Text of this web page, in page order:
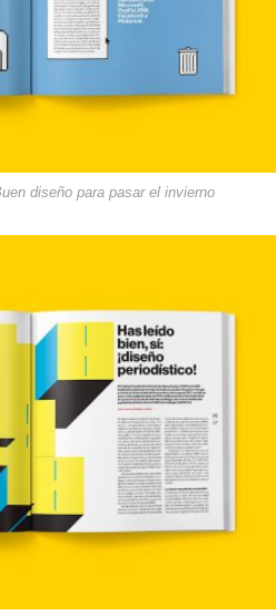
diseño para pasar el invierno